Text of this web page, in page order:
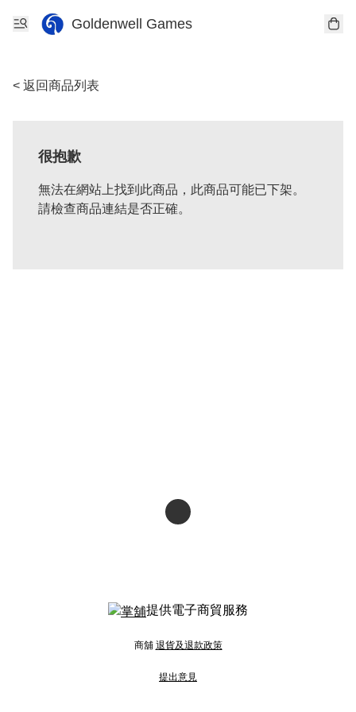
Goldenwell Games
< 返回商品列表
很抱歉
無法在網站上找到此商品，此商品可能已下架。
請檢查商品連結是否正確。
提供電子商貿服務
商舖 退貨及退款政策
提出意見